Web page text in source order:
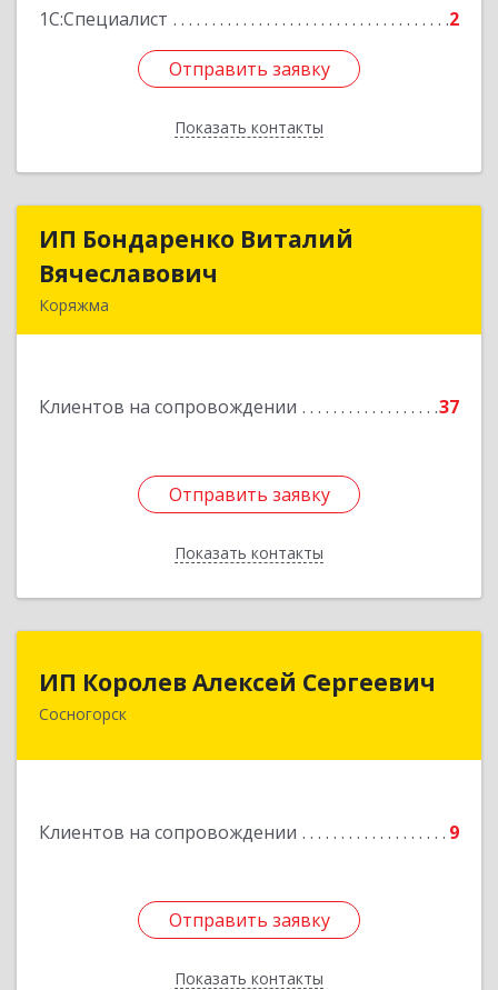
1С:Специалист 2
Отправить заявку
Показать контакты
Отправить заявку
Назад
ИП Бондаренко Виталий
Вячеславович
Коряжма
Клиентов на сопровождении 37
Отправить заявку
Показать контакты
ИП Бондаренко Виталий
Подробнее
Отправить заявку
Назад
ИП Королев Алексей Сергеевич
Сосногорск
Клиентов на сопровождении 9
Отправить заявку
Показать контакты
ИП Королев Алексей Сергеевич
169500, Коми Респ, Сосногорск г, Советская ул,
Отправить заявку
Назад